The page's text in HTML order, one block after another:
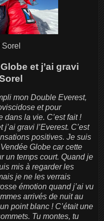
et j’ai gravi
mon Double Everest,
et pour
dans la vie. C’est fait !
gravi l’Everest. C’est
positives. Je suis
Globe car cette
un temps court. Quand je
mis à regarder les
je ne les verrais
émotion quand j’ai vu
arrivés de nuit au
point blanc ! C’était une
Tu montes, tu